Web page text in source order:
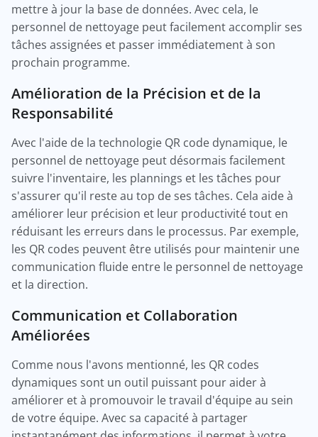
mettre à jour la base de données. Avec cela, le
personnel de nettoyage peut facilement accomplir ses
tâches assignées et passer immédiatement à son
prochain programme.
Amélioration de la Précision et de la
Responsabilité
Avec l'aide de la technologie QR code dynamique, le
personnel de nettoyage peut désormais facilement
suivre l'inventaire, les plannings et les tâches pour
s'assurer qu'il reste au top de ses tâches. Cela aide à
améliorer leur précision et leur productivité tout en
réduisant les erreurs dans le processus. Par exemple,
les QR codes peuvent être utilisés pour maintenir une
communication fluide entre le personnel de nettoyage
et la direction.
Communication et Collaboration
Améliorées
Comme nous l'avons mentionné, les QR codes
dynamiques sont un outil puissant pour aider à
améliorer et à promouvoir le travail d'équipe au sein
de votre équipe. Avec sa capacité à partager